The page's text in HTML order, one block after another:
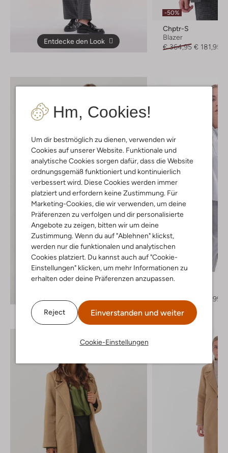
Hm, Cookies!
Um dir bestmöglich zu dienen, verwenden wir
Cookies auf unserer Website. Funktionale und
analytische Cookies sorgen dafür, dass die Website
ordnungsgemäß funktioniert und kontinuierlich
verbessert wird. Diese Cookies werden immer
platziert und erfordern keine Zustimmung. Für
Marketing-Cookies, die wir verwenden, um deine
Präferenzen zu verfolgen und dir personalisierte
Angebote zu zeigen, bitten wir um deine
Zustimmung. Wenn du auf "Ablehnen" klickst,
werden nur die funktionalen und analytischen
Cookies platziert. Du kannst auch auf "Cookie-
Einstellungen" klicken, um mehr Informationen zu
erhalten oder deine Präferenzen anzupassen.
Reject Einverstanden und weiter
Cookie-Einstellungen
Entdecke den Look
-50%
Chptr-S
Blazer
€ 364,95 € 181,95
Letzter Artikel
-50%
Chptr-S
€ 274,95
€ 136,99